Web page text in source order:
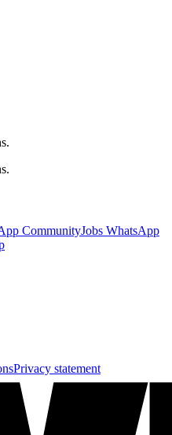
CommunityJobs WhatsApp
Privacy statement